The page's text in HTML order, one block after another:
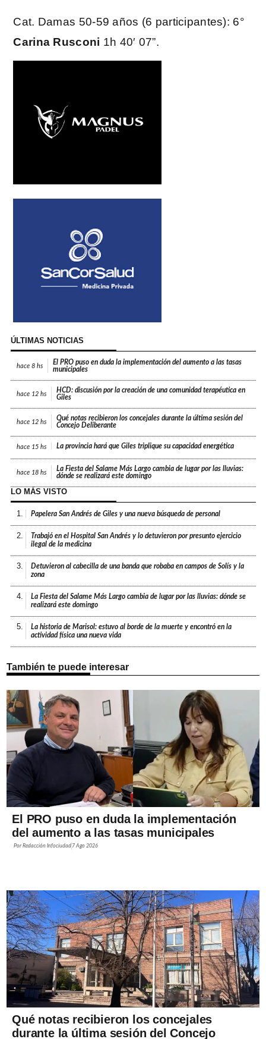
Cat. Damas 50-59 años (6 participantes): 6°
Carina Rusconi 1h 40′ 07”.
ÚLTIMAS NOTICIAS
hace 8 hs
El PRO puso en duda la implementación del aumento a las tasas
municipales
hace 12 hs
HCD: discusión por la creación de una comunidad terapéutica en
Giles
hace 12 hs
Qué notas recibieron los concejales durante la última sesión del
Concejo Deliberante
hace 15 hs La provincia hará que Giles triplique su capacidad energética
hace 18 hs
La Fiesta del Salame Más Largo cambia de lugar por las lluvias:
dónde se realizará este domingo
LO MÁS VISTO
1. Papelera San Andrés de Giles y una nueva búsqueda de personal
2.
Trabajó en el Hospital San Andrés y lo detuvieron por presunto ejercicio
ilegal de la medicina
3.
Detuvieron al cabecilla de una banda que robaba en campos de Solís y la
zona
4.
La Fiesta del Salame Más Largo cambia de lugar por las lluvias: dónde se
realizará este domingo
5.
La historia de Marisol: estuvo al borde de la muerte y encontró en la
actividad física una nueva vida
También te puede interesar
El PRO puso en duda la implementación
del aumento a las tasas municipales
PorRedacción Infociudad 7 Ago 2026
Qué notas recibieron los concejales
durante la última sesión del Concejo